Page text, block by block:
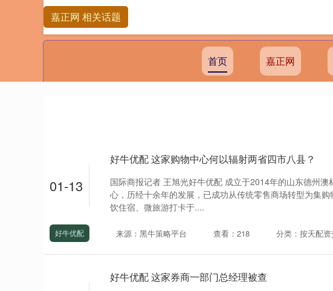
首页 嘉正网
嘉正网 相关话题
01-13
好牛优配 这家购物中心何以辐射两省四市八县？
国际商报记者 王旭光好牛优配 成立于2014年的山东德州澳
心，历经十余年的发展，已成功从传统零售商场转型为集
饮住宿、微旅游打卡于....
好牛优配 来源：黑牛策略平台 查看：218 分类：按天配资
好牛优配 这家券商一部门总经理被查